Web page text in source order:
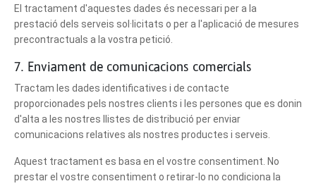
El tractament d'aquestes dades és necessari per a la
prestació dels serveis sol·licitats o per a l'aplicació de mesures
precontractuals a la vostra petició.
7. Enviament de comunicacions comercials
Tractam les dades identificatives i de contacte
proporcionades pels nostres clients i les persones que es donin
d'alta a les nostres llistes de distribució per enviar
comunicacions relatives als nostres productes i serveis.
Aquest tractament es basa en el vostre consentiment. No
prestar el vostre consentiment o retirar-lo no condiciona la